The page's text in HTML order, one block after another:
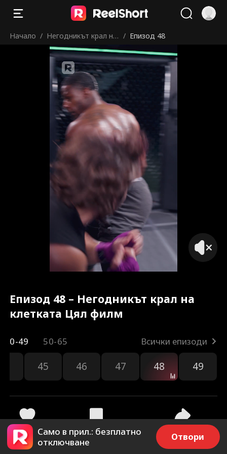
Начало / Негодникът крал на
клетката
/ Епизод 48
Епизод 48 – Негодникът крал на
клетката Цял филм
0-49 50-65 Всички епизоди
45 46 47 48 49
25 1.4k Споделяне
Само в прил.: безплатно
отключване
Отвори